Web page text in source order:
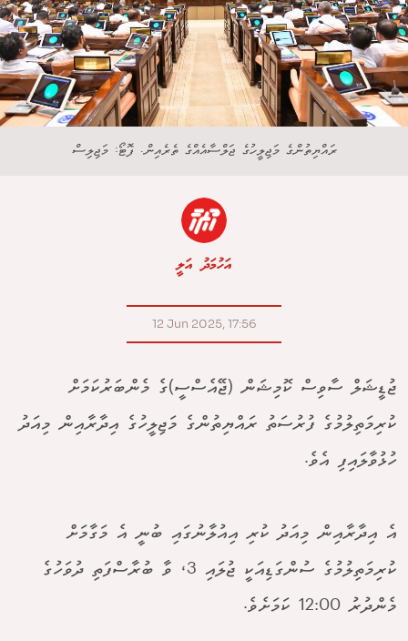
ރައްޔިތުންގެ މަޖިލީހުގެ ޖަލްސާއެއްގެ ތެރެއިން. ފޮޓޯ: މަޖިލިސް
އަހުމަދު އަލީ
12 Jun 2025, 17:56
ޖުޑީޝަލް ސާވިސް ކޮމިޝަން (ޖޭއެސްސީ)ގެ މެންބަރުކަމަށް
ކުރިމަތިލުމުގެ ފުރުސަތު ރައްޔިތުންގެ މަޖިލީހުގެ އިދާރާއިން މިއަދު
ހުޅުވާލައިފި އެވެ.
އެ އިދާރާއިން މިއަދު ކުރި އިއުލާނުގައި ބުނީ އެ މަގާމަށް
ކުރިމަތިލުމުގެ ސުންގަޑިއަކީ ޖުލައި 3، ވާ ބުރާސްފަތި ދުވަހުގެ
މެންދުރު 12:00 ކަމަށެވެ.